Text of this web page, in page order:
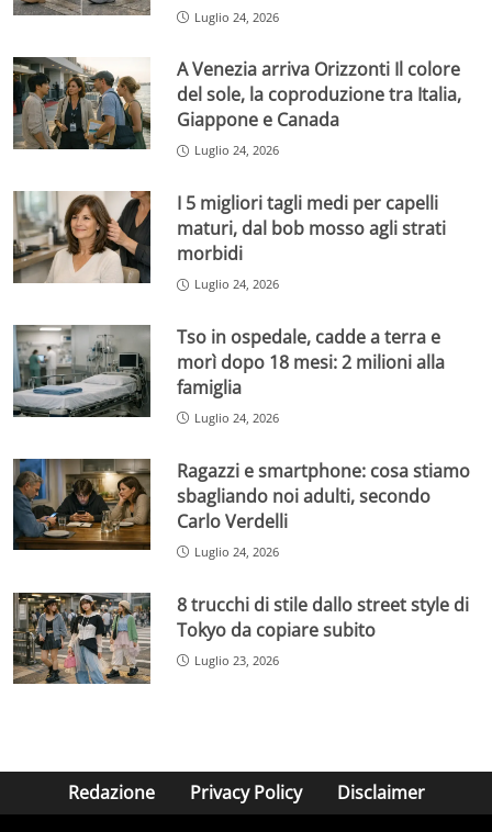
Luglio 24, 2026
A Venezia arriva Orizzonti Il colore
del sole, la coproduzione tra Italia,
Giappone e Canada
Luglio 24, 2026
I 5 migliori tagli medi per capelli
maturi, dal bob mosso agli strati
morbidi
Luglio 24, 2026
Tso in ospedale, cadde a terra e
morì dopo 18 mesi: 2 milioni alla
famiglia
Luglio 24, 2026
Ragazzi e smartphone: cosa stiamo
sbagliando noi adulti, secondo
Carlo Verdelli
Luglio 24, 2026
8 trucchi di stile dallo street style di
Tokyo da copiare subito
Luglio 23, 2026
Redazione Privacy Policy Disclaimer